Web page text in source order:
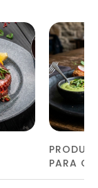
PARA